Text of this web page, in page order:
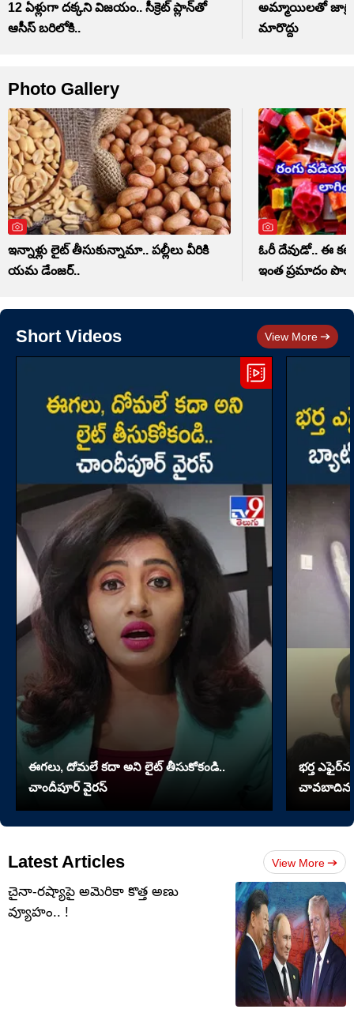
12 ఏళ్లుగా దక్కని విజయం.. సీక్రెట్ ప్లాన్‌తో
ఆసీస్ బరిలోకి..
అమ్మాయిలతో
మారొద్దు
Photo Gallery
ఇన్నాళ్లు లైట్ తీసుకున్నామా.. పల్లీలు వీరికి
యమ డేంజర్..
ఓరీ దేవుడో.. ఈ
ఇంత ప్రమాదం
Short Videos View More
ఈగలు, దోమలే కదా అని లైట్ తీసుకోకండి..
చాందీపూర్ వైరస్
భర్త
చావబాదిన
Latest Articles View More
చైనా-రష్యాపై అమెరికా కొత్త అణు
వ్యూహం.. !